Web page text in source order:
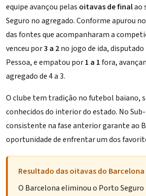
equipe avançou pelas oitavas de finalao
Seguro no agregado. Conforme apurou
das fontes que acompanharam a
venceu por3 a 2no jogo de ida,
Pessoa, e empatou por1 a 1fora,
agregado de 4 a 3.
O clube tem tradição no futebol baiano,
conhecidos do interior do estado. No
consistente na fase anterior garante ao
oportunidade de enfrentar um dos
Resultado das oitavas do Barcelona
O Barcelona eliminou o Porto Seguro